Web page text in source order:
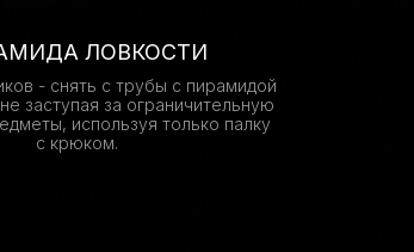
ЛОВКОСТИ
- снять с трубы с пирамидой
заступая за ограничительную
используя только палку
с крюком.